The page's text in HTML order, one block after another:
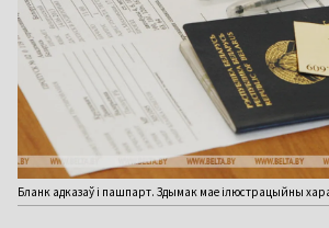
Бланк адказаў і пашпарт. Здымак мае ілюстрацыйны